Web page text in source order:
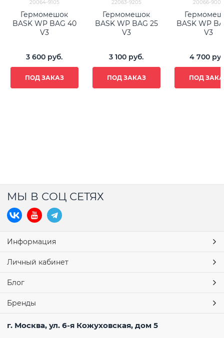
20064-9105
Гермомешок
BASK WP BAG 40
V3
3 600 руб.
ПОД ЗАКАЗ
22063-9205
Гермомешок
BASK WP BAG 25
V3
3 100 руб.
ПОД ЗАКАЗ
20066-9009
BASK WP
V3
4 700
ПОД
МЫ В СОЦ СЕТЯХ
Информация
Личный кабинет
Блог
Бренды
г. Москва, ул. 6-я Кожуховская, дом 5